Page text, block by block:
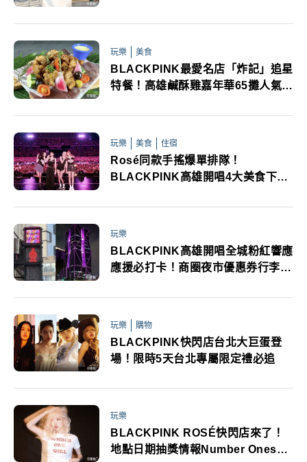
玩樂 美食
BLACKPINK最愛名店「炸記」追星
特餐！高雄鹹酥雞嘉年華65攤人氣炸
玩樂 美食 住宿
Rosé同款手搖爆單排隊！
BLACKPINK高雄開唱4大美食下榻
玩樂
BLACKPINK高雄開唱全城粉紅響應
應援必打卡！商圈夜市優惠券行李寄
玩樂 購物
BLACKPINK快閃店台北⼤巨蛋登
場！限時5天台北專屬限定禮必追
玩樂
BLACKPINK ROSÉ快閃店來了！
地點日期抽獎情報Number Ones必